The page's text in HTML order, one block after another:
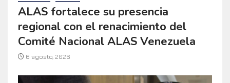
ALAS fortalece su presencia
regional con el renacimiento del
Comité Nacional ALAS Venezuela
6 agosto, 2026